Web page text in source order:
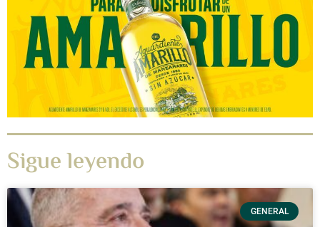
Sigue leyendo
GENERAL